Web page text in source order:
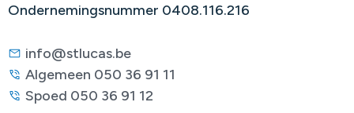
Ondernemingsnummer 0408.116.216
info@stlucas.be
Algemeen 050 36 91 11
Spoed 050 36 91 12